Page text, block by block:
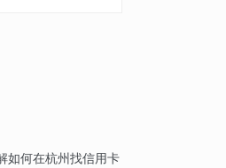
如何在杭州找信用卡